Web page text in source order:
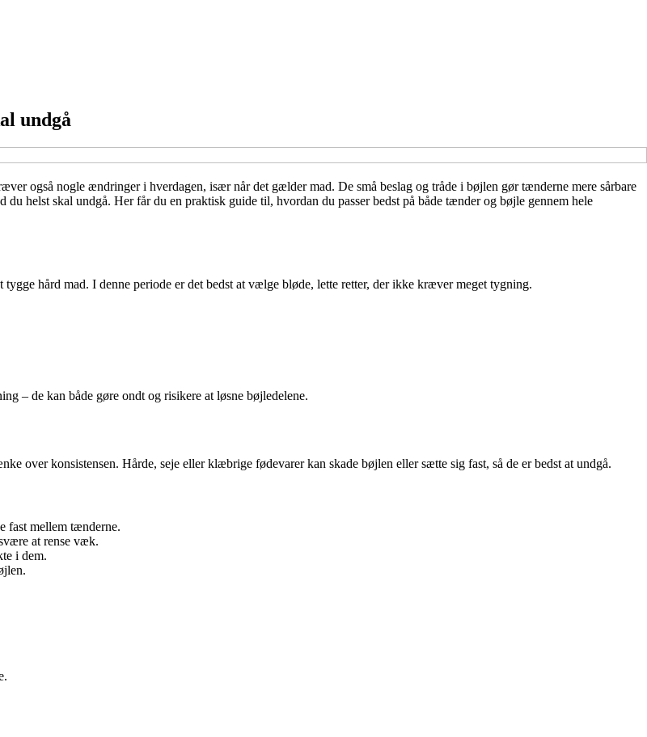
undgå
også nogle ændringer i hverdagen, især når det gælder mad. De små beslag og tråde i bøjlen gør tænderne mere sårbare
helst skal undgå. Her får du en praktisk guide til, hvordan du passer bedst på både tænder og bøjle gennem hele
hård mad. I denne periode er det bedst at vælge bløde, lette retter, der ikke kræver meget tygning.
– de kan både gøre ondt og risikere at løsne bøjledelene.
over konsistensen. Hårde, seje eller klæbrige fødevarer kan skade bøjlen eller sætte sig fast, så de er bedst at undgå.
fast mellem tænderne.
at rense væk.
i dem.